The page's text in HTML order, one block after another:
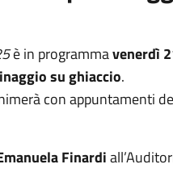
è in programmavenerdì
su ghiaccio.
con appuntamenti
Finardi